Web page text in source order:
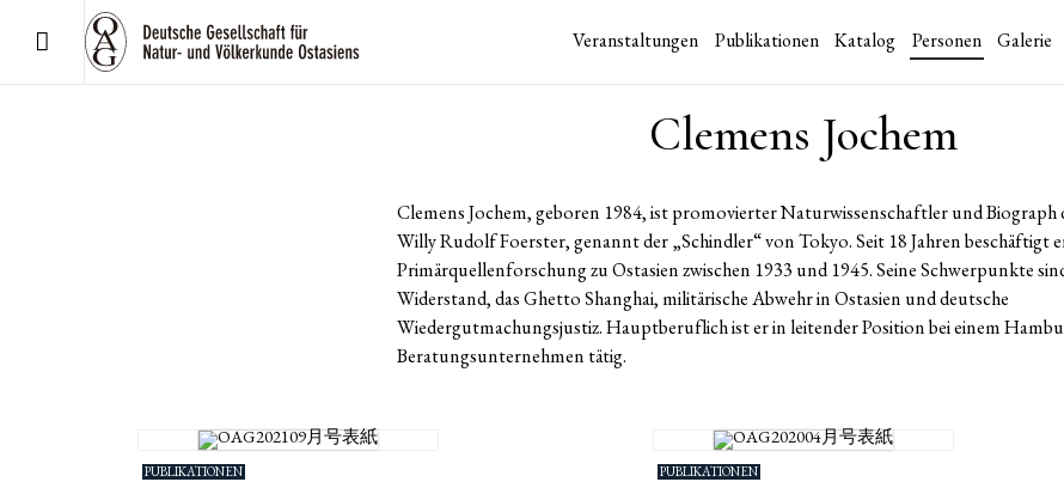
Veranstaltungen Publikationen Katalog Personen Galerie
Clemens Jochem
Clemens Jochem, geboren 1984, ist promovierter Naturwissenschaftler und Biograph
Willy Rudolf Foerster, genannt der „Schindler“ von Tokyo. Seit 18 Jahren beschäftigt
Primärquellenforschung zu Ostasien zwischen 1933 und 1945. Seine Schwerpunkte
Widerstand, das Ghetto Shanghai, militärische Abwehr in Ostasien und deutsche
Wiedergutmachungsjustiz. Hauptberuflich ist er in leitender Position bei einem
Beratungsunternehmen tätig.
PUBLIKATIONEN PUBLIKATIONEN